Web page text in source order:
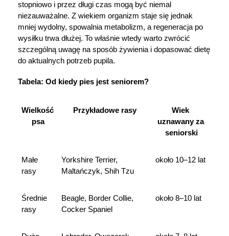
stopniowo i przez długi czas mogą być niemal
niezauważalne. Z wiekiem organizm staje się jednak
mniej wydolny, spowalnia metabolizm, a regeneracja po
wysiłku trwa dłużej. To właśnie wtedy warto zwrócić
szczególną uwagę na sposób żywienia i dopasować dietę
do aktualnych potrzeb pupila.
Tabela: Od kiedy pies jest seniorem?
Wielkość
psa
Przykładowe rasy
Wiek
uznawany za
seniorski
Małe
rasy
Yorkshire Terrier,
Maltańczyk, Shih Tzu
około 10–12 lat
Średnie
rasy
Beagle, Border Collie,
Cocker Spaniel
około 8–10 lat